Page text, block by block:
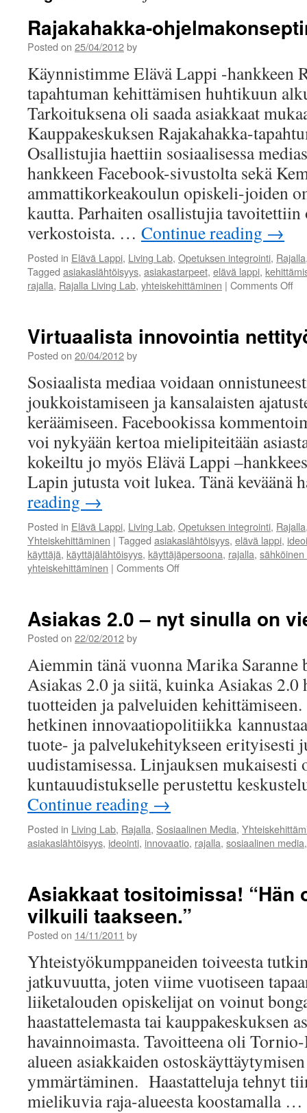
Rajakahakka-
Posted on 25/04/2012by
Käynnistimme Elävä Lappi -hankkeen
tapahtuman kehittämisen huhtikuun
Tarkoituksena oli saada asiakkaat
Kauppakeskuksen Rajakahakka-
Osallistujia haettiin sosiaalisessa
hankkeen Facebook-sivustolta sekä
ammattikorkeakoulun opiskeli-joiden
kautta. Parhaiten osallistujia
verkostoista. … Continue reading →
Posted in Elävä Lappi, Living Lab, Opetuksen integrointi, Rajalla
Tagged asiakaslähtöisyys, asiakastarpeet, elävä lappi,
rajalla, Rajalla Living Lab, yhteiskehittäminen | Comments Offon
Virtuaalista innovointia
Posted on 20/04/2012by
Sosiaalista mediaa voidaan
joukkoistamiseen ja kansalaisten
keräämiseen. Facebookissa
voi nykyään kertoa mielipiteitään
kokeiltu jo myös Elävä Lappi
Lapin jutusta voit lukea. Tänä
reading →
Posted in Elävä Lappi, Living Lab, Opetuksen integrointi, Rajalla
Yhteiskehittäminen | Tagged asiakaslähtöisyys, elävä lappi,
käyttäjä, käyttäjälähtöisyys, käyttäjäpersoona, rajalla,
yhteiskehittäminen | Comments Offon
Asiakas 2.0 – nyt sinulla on
Posted on 22/02/2012by
Aiemmin tänä vuonna Marika Saranne
Asiakas 2.0 ja siitä, kuinka Asiakas 2.0
tuotteiden ja palveluiden
hetkinen innovaatiopolitiikka
tuote- ja palvelukehitykseen erityisesti
uudistamisessa. Linjauksen mukaisesti
kuntauudistukselle perustettu
Continue reading →
Posted in Living Lab, Rajalla, Sosiaalinen Media,
asiakaslähtöisyys, ideointi, innovaatio, rajalla, sosiaalinen media
Asiakkaat tositoimissa! “Hän
vilkuili taakseen.”
Posted on 14/11/2011 by
Yhteistyökumppaneiden toiveesta
jatkuvuutta, joten viime vuotiseen
liiketalouden opiskelijat on voinut
haastattelemasta tai kauppakeskuksen
havainnoimasta. Tavoitteena oli
alueen asiakkaiden
ymmärtäminen. Haastatteluja tehnyt
mielikuvia raja-alueesta koostamalla …